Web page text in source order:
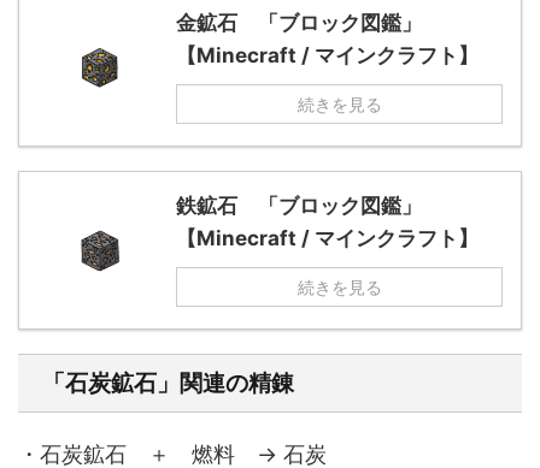
金鉱石 「ブロック図鑑」
【Minecraft / マインクラフト】
続きを見る
鉄鉱石 「ブロック図鑑」
【Minecraft / マインクラフト】
続きを見る
「石炭鉱石」関連の精錬
・石炭鉱石 ＋ 燃料 → 石炭